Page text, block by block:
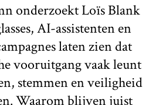
onderzoekt Loïs Blank
AI-assistenten en
laten zien dat
vooruitgang vaak leunt
stemmen en veiligheid
Waarom blijven juist